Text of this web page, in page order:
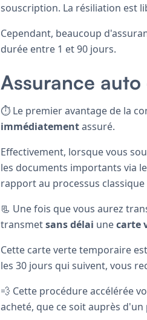
souscription. La résiliation est
Cependant, beaucoup
durée entre 1 et 90 jours.
Assurance
⏱️ Le premier avantage de la
immédiatementassuré.
Effectivement, lorsque vous
les documents importants via
rapport au processus
📃 Une fois que vous aurez
transmetsans délai unecarte
Cette carte verte temporaire
les 30 jours qui suivent, vous
💨 Cette procédure accélérée
acheté, que ce soit auprès